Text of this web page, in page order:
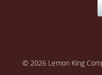
© 2026 Lemon King